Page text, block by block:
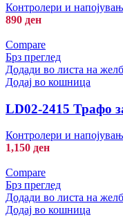
Контролери и
890 ден
Compare
Брз преглед
Додади во листа на
Додај во кошница
LD02-2415 Трафо
Контролери и
1,150 ден
Compare
Брз преглед
Додади во листа на
Додај во кошница